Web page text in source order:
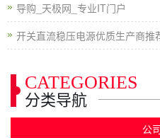
导购_天极网_专业IT门户
开关直流稳压电源优质生产商推
CATEGORIES
分类导航
公